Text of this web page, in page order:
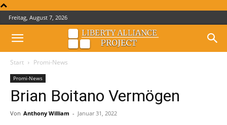
Freitag, August 7, 2026
Start Promi-News
Promi-News
Brian Boitano Vermögen
Von Anthony William - Januar 31, 2022